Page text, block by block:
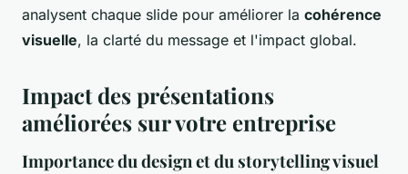
analysent chaque slide pour améliorer la cohérence
visuelle, la clarté du message et l'impact global.
Impact des présentations
améliorées sur votre entreprise
Importance du design et du storytelling visuel